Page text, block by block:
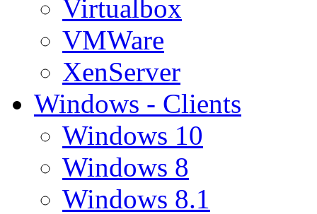
Virtualbox
VMWare
XenServer
Windows - Clients
Windows 10
Windows 8
Windows 8.1